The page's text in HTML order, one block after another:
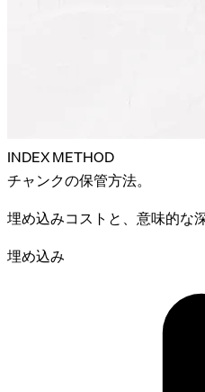
INDEX METHOD
チャンクの保管方法。
埋め込みコストと、意味的な
埋め込み